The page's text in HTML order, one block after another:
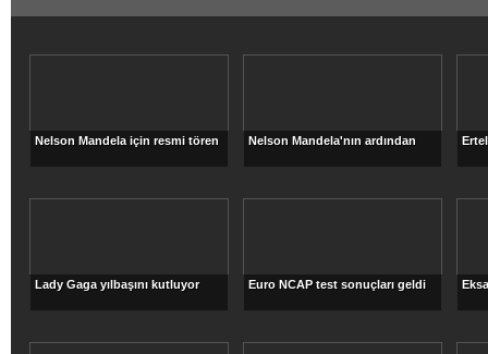
Nelson Mandela için resmi tören Nelson Mandela'nın ardından
Lady Gaga yılbaşını kutluyor Euro NCAP test sonuçları geldi